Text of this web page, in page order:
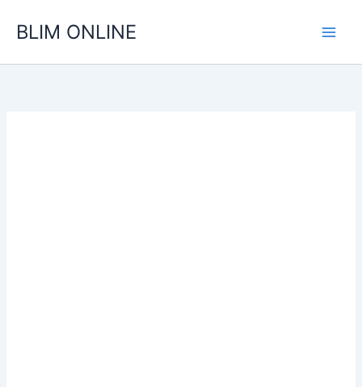
para
conteúdo
BLIM ONLINE